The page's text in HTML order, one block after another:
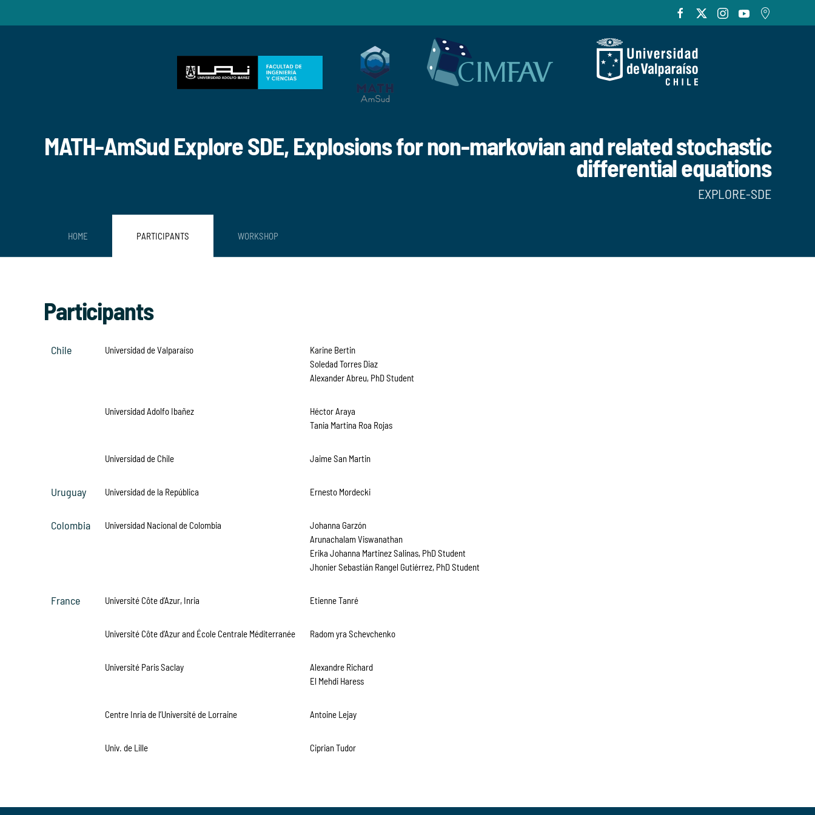
MATH-AmSud Explore SDE, Explosions for non-markovian and related stochastic
differential equations
EXPLORE-SDE
HOME PARTICIPANTS WORKSHOP
Participants
Chile Universidad de Valparaíso
Karine Bertin
Soledad Torres Diaz
Alexander Abreu, PhD Student
Universidad Adolfo Ibañez
Héctor Araya
Tania Martina Roa Rojas
Universidad de Chile Jaime San Martin
Uruguay Universidad de la República Ernesto Mordecki
Colombia Universidad Nacional de Colombia
Johanna Garzón
Arunachalam Viswanathan
Erika Johanna Martinez Salinas, PhD Student
Jhonier Sebastián Rangel Gutiérrez, PhD Student
France Université Côte d’Azur, Inria Etienne Tanré
Université Côte d’Azur and École Centrale Méditerranée Radom yra Schevchenko
Université Paris Saclay
Alexandre Richard
El Mehdi Haress
Centre Inria de l’Université de Lorraine Antoine Lejay
Univ. de Lille Ciprian Tudor